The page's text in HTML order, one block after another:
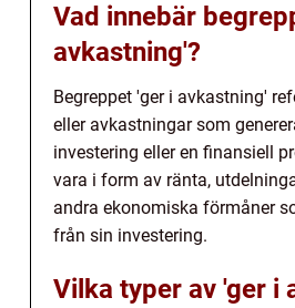
Vad innebär
avkastning'?
Begreppet 'ger i avkastning'
eller avkastningar som
investering eller en finansiell
vara i form av ränta,
andra ekonomiska förmåner
från sin investering.
Vilka typer av 'ger i